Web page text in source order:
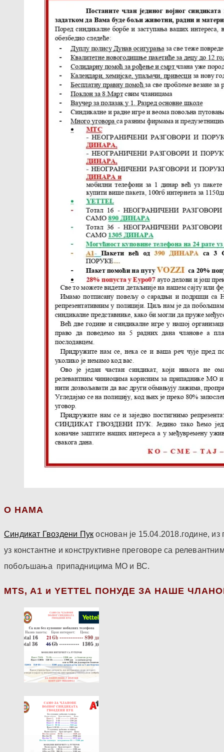
О НАМА
Синдикат Гвоздени Пук основан је 15.04.2018.године,
уз константне и конструктивне преговоре са
побољшања припадницима МО и ВС.
МТS, A1 и YETTEL ПОНУДЕ ЗА НАШЕ